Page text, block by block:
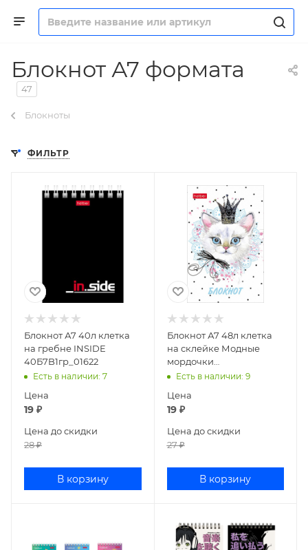
Блокнот А7 формата
47
Блокноты
ФИЛЬТР
Блокнот А7 40л клетка
на гребне INSIDE
40Б7B1гр_01622
Есть в наличии: 7
Цена
19 ₽
Цена до скидки
28₽
В корзину
Блокнот А7 48л клетка
на склейке Модные
мордочки
48Б7В1к_17056
Есть в наличии: 9
Цена
19₽
Цена до скидки
27₽
В корзину